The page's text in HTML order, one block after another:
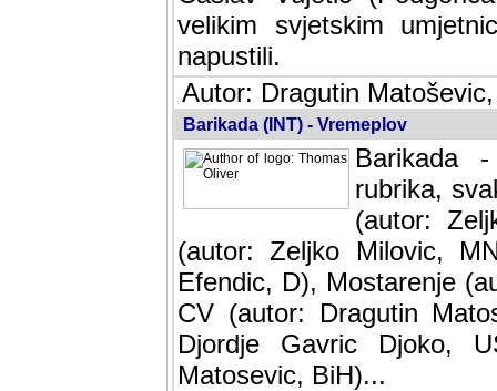
velikim svjetskim
napustili.
Autor: Dragutin
Barikada (INT) - Vremeplov
Barikada
rubrika,
(autor:
(autor: Zeljko Milovic,
Efendic, D), Mostarenje
CV (autor: Dragutin
Djordje Gavric Djoko,
Matosevic, BiH)...